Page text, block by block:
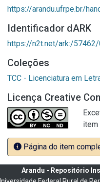
https://arandu.ufrpe.br/
Identificador dARK
https://n2t.net/ark:/
Coleções
TCC - Licenciatura em
Licença Creative
item
Página do item
Arandu - Repositório